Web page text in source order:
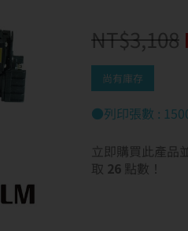
NT$3,108
尚有庫存
●列印張數 :
立即購買此產品
取 26點數！